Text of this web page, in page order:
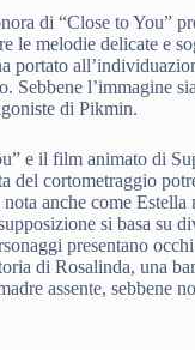
di “Close to You”
le melodie delicate e
portato
Sebbene l’immagine
di Pikmin.
e il film animato di
cortometraggio
anche come Estella
si basa su
presentano
di Rosalinda, una
assente, sebbene